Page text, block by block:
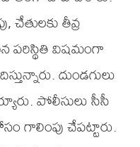
చేతులకు తీవ్ర
విషమంగా
దుండగులు
పోలీసులు సీసీ
గాలింపు చేపట్టారు.